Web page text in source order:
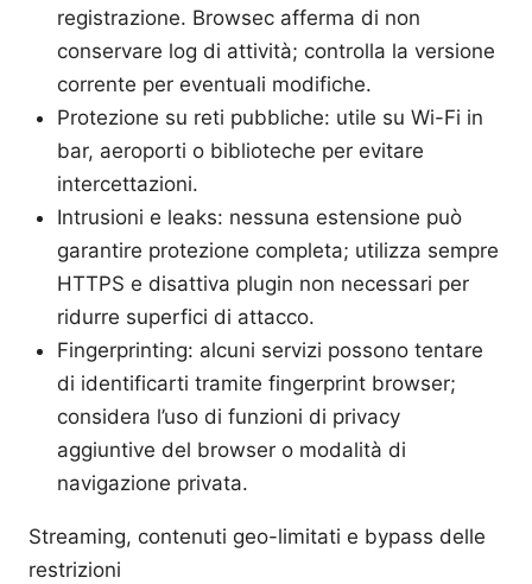
registrazione. Browsec afferma di non
conservare log di attività; controlla la versione
corrente per eventuali modifiche.
Protezione su reti pubbliche: utile su Wi-Fi in
bar, aeroporti o biblioteche per evitare
intercettazioni.
Intrusioni e leaks: nessuna estensione può
garantire protezione completa; utilizza sempre
HTTPS e disattiva plugin non necessari per
ridurre superfici di attacco.
Fingerprinting: alcuni servizi possono tentare
di identificarti tramite fingerprint browser;
considera l’uso di funzioni di privacy
aggiuntive del browser o modalità di
navigazione privata.
Streaming, contenuti geo-limitati e bypass delle
restrizioni